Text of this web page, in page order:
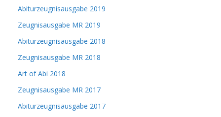
Abiturzeugnisausgabe 2019
Zeugnisausgabe MR 2019
Abiturzeugnisausgabe 2018
Zeugnisausgabe MR 2018
Art of Abi 2018
Zeugnisausgabe MR 2017
Abiturzeugnisausgabe 2017